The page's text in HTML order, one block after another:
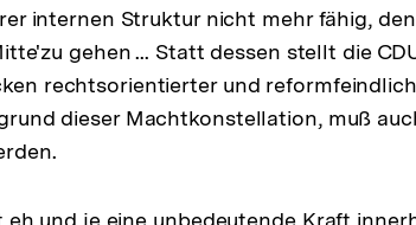
der
internen Struktur nicht mehr fähig,
gehen ... Statt dessen stellt die
rechtsorientierter und
dieser Machtkonstellation, muß